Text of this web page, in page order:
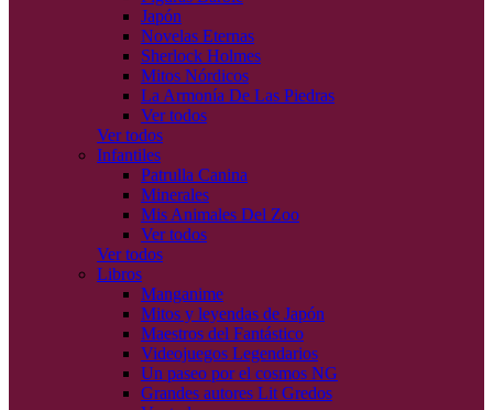
Japón
Novelas Eternas
Sherlock Holmes
Mitos Nórdicos
La Armonía De Las Piedras
Ver todos
Ver todos
Infantiles
Patrulla Canina
Minerales
Mis Animales Del Zoo
Ver todos
Ver todos
Libros
Manganime
Mitos y leyendas de Japón
Maestros del Fantástico
Videojuegos Legendarios
Un paseo por el cosmos NG
Grandes autores Lit Gredos